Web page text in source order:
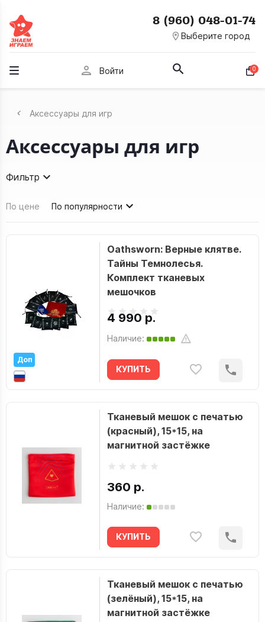
room Выберите город
8 (960) 048-01-74
person Войти 0
Аксессуары для игр
Аксессуары для игр
Фильтр
По цене По популярности
Доп
Oathsworn: Верные клятве.
Тайны Темнолесья.
Комплект тканевых
мешочков
4 990 р.
Наличие:
КУПИТЬ
Тканевый мешок с печатью
(красный), 15*15, на
магнитной застёжке
360 р.
Наличие:
КУПИТЬ
Тканевый мешок с печатью
(зелёный), 15*15, на
магнитной застёжке